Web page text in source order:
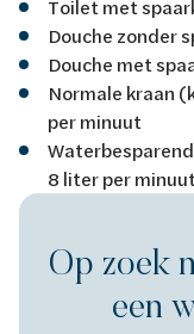
Toilet met
Douche zonder
Douche met
Normale kraan
per minuut
8 liter per minuut
Op zoek
een